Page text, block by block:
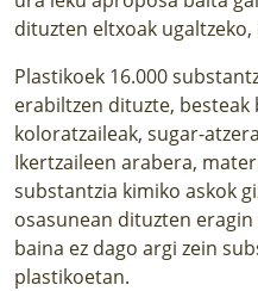
dituzten eltxoak
Plastikoek 16.000
erabiltzen dituzte, besteak
koloratzaileak, sugar-
Ikertzaileen arabera,
substantzia kimiko askok
osasunean dituzten
baina ez dago argi zein
plastikoetan.